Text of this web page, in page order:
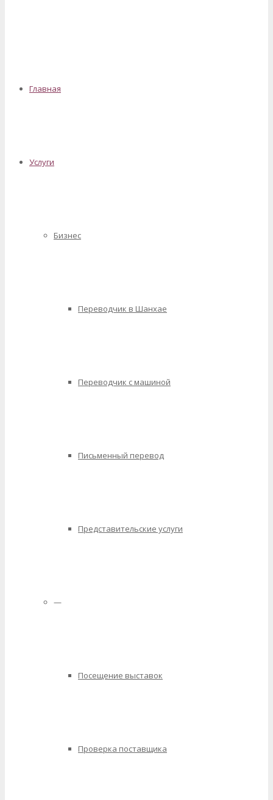
Главная
Услуги
Бизнес
Переводчик в Шанхае
Переводчик с машиной
Письменный перевод
Представительские услуги
—
Посещение выставок
Проверка поставщика